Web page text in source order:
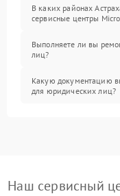
В каких районах
сервисные центры
Выполняете ли вы
лиц?
Какую документацию
для юридических лиц?
Наш сервисный